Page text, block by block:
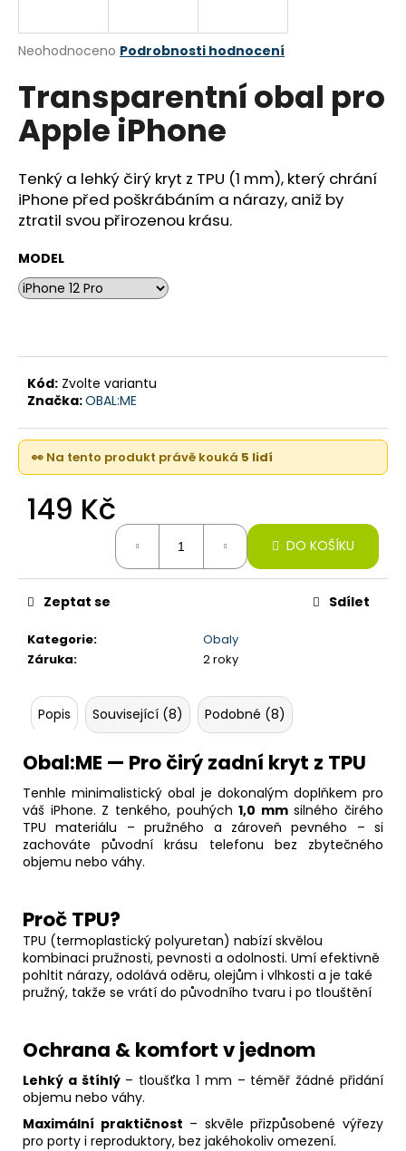
Průměrné
produktu
0,0
z
hvězdiček.
Neohodnoceno Podrobnosti hodnocení
Transparentní obal pro
Apple iPhone
Tenký a lehký čirý kryt z TPU (1 mm), který chrání
iPhone před poškrábáním a nárazy, aniž by
ztratil svou přirozenou krásu.
MODEL
Kód: Zvolte variantu
Značka:OBAL:ME
👀 Na tento produkt právě kouká 5 lidí
149 Kč
DO KOŠÍKU
Kategorie:
Obaly
Záruka: 2 roky
Zeptat se Sdílet
Popis Související (8) Podobné (8)
Obal:ME — Pro čirý zadní kryt z TPU
Tenhle minimalistický obal je dokonalým doplňkem pro
váš iPhone. Z tenkého, pouhých1,0 mmsilného čirého
TPU materiálu – pružného a zároveň pevného – si
zachováte původní krásu telefonu bez zbytečného
objemu nebo váhy.
Proč TPU?
TPU (termoplastický polyuretan) nabízí skvělou
kombinaci pružnosti, pevnosti a odolnosti. Umí efektivně
pohltit nárazy, odolává oděru, olejům i vlhkosti a je také
pružný, takže se vrátí do původního tvaru i po tlouštění
Ochrana & komfort v jednom
Lehký a štíhlý– tloušťka 1 mm – téměř žádné přidání
objemu nebo váhy.
Maximální praktičnost – skvěle přizpůsobené výřezy
pro porty i reproduktory, bez jakéhokoliv omezení.
j
t
?
HLEDAT
D
u
č
u
j
e
e
17
256GB,
(STAV
A)
000
Kč